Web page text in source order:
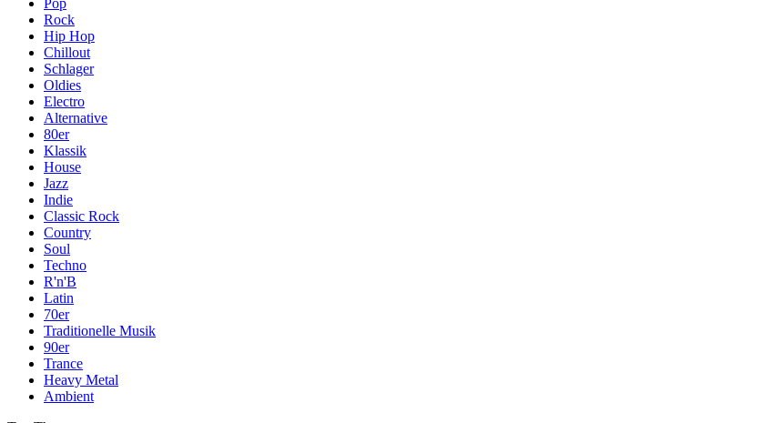
Pop
Rock
Hip Hop
Chillout
Schlager
Oldies
Electro
Alternative
80er
Klassik
House
Jazz
Indie
Classic Rock
Country
Soul
Techno
R'n'B
Latin
70er
Traditionelle Musik
90er
Trance
Heavy Metal
Ambient